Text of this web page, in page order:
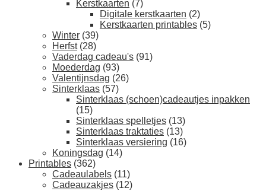
Kerstkaarten (7)
Digitale kerstkaarten (2)
Kerstkaarten printables (5)
Winter (39)
Herfst (28)
Vaderdag cadeau's (91)
Moederdag (93)
Valentijnsdag (26)
Sinterklaas (57)
Sinterklaas (schoen)cadeautjes inpakken
(15)
Sinterklaas spelletjes (13)
Sinterklaas traktaties (13)
Sinterklaas versiering (16)
Koningsdag (14)
Printables (362)
Cadeaulabels (11)
Cadeauzakjes (12)